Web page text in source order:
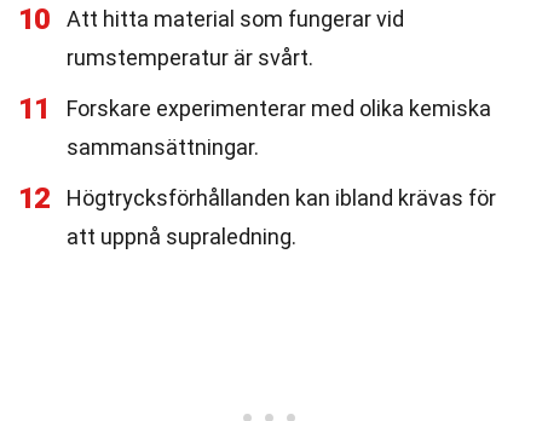
10
Att hitta material som fungerar vid
rumstemperatur är svårt.
11
Forskare experimenterar med olika kemiska
sammansättningar.
12
Högtrycksförhållanden kan ibland krävas för
att uppnå supraledning.